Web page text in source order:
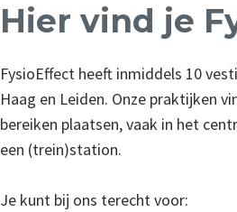
Hier vind je
FysioEffect heeft inmiddels 10
Haag en Leiden. Onze praktijken
bereiken plaatsen, vaak in het
een (trein)station.
Je kunt bij ons terecht voor: